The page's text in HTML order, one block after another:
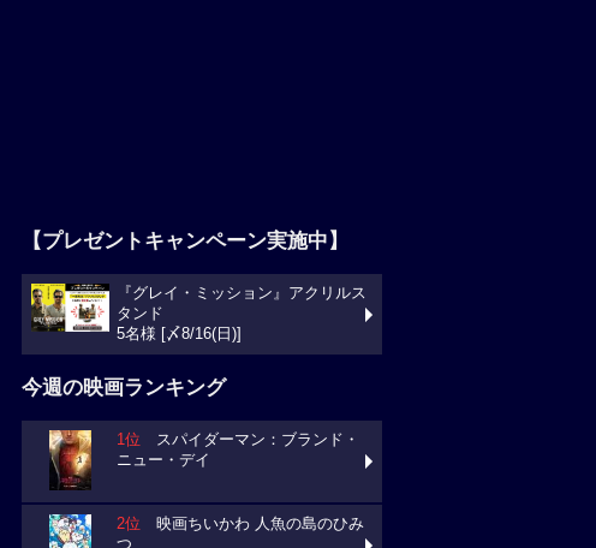
【プレゼントキャンペーン実施中】
『グレイ・ミッション』アクリルス
タンド
5名様 [〆8/16(日)]
今週の映画ランキング
1位 スパイダーマン：ブランド・
ニュー・デイ
2位 映画ちいかわ 人魚の島のひみ
つ